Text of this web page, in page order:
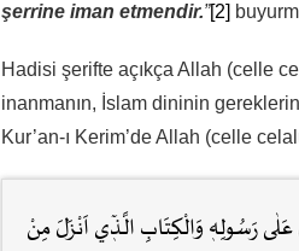
şerrine iman etmendir.”[2]
Hadisi şerifte açıkça Allah (celle
inanmanın, İslam dininin
Kur’an-ı Kerim’de Allah (celle
عَلٰى رَسُولِهٖ وَالْكِتَابِ الَّـذٖٓي اَنْزَلَ مِنْ